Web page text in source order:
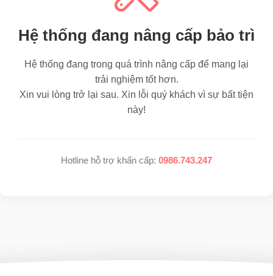
Hệ thống đang nâng cấp bảo trì
Hệ thống đang trong quá trình nâng cấp để mang lại
trải nghiệm tốt hơn.
Xin vui lòng trở lại sau. Xin lỗi quý khách vì sự bất tiện
này!
Hotline hỗ trợ khẩn cấp: 0986.743.247